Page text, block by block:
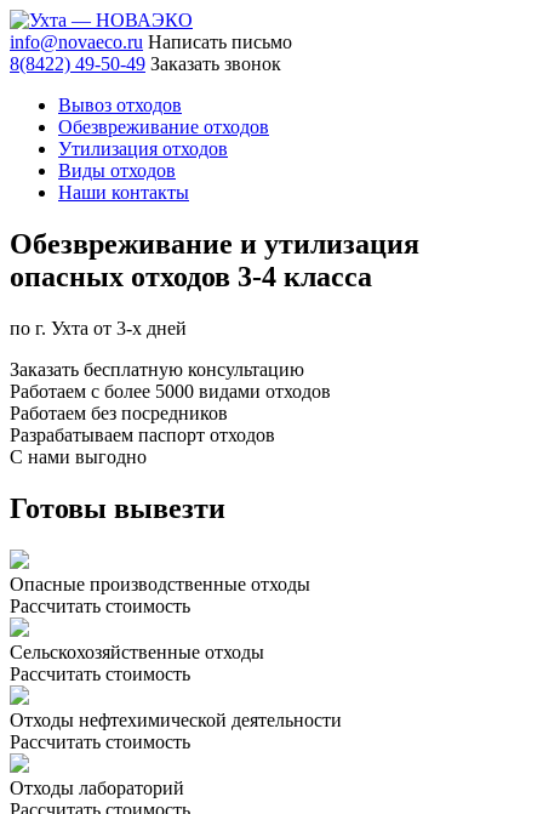
info@novaeco.ru Написать письмо
8(8422) 49-50-49 Заказать звонок
Вывоз отходов
Обезвреживание отходов
Утилизация отходов
Виды отходов
Наши контакты
Обезвреживание и утилизация
опасных отходов 3-4 класса
по г. Ухта от 3-х дней
Заказать бесплатную консультацию
Работаем с более 5000 видами отходов
Работаем без посредников
Разрабатываем паспорт отходов
С нами выгодно
Готовы вывезти
Опасные производственные отходы
Рассчитать стоимость
Сельскохозяйственные отходы
Рассчитать стоимость
Отходы нефтехимической деятельности
Рассчитать стоимость
Отходы лабораторий
Рассчитать стоимость